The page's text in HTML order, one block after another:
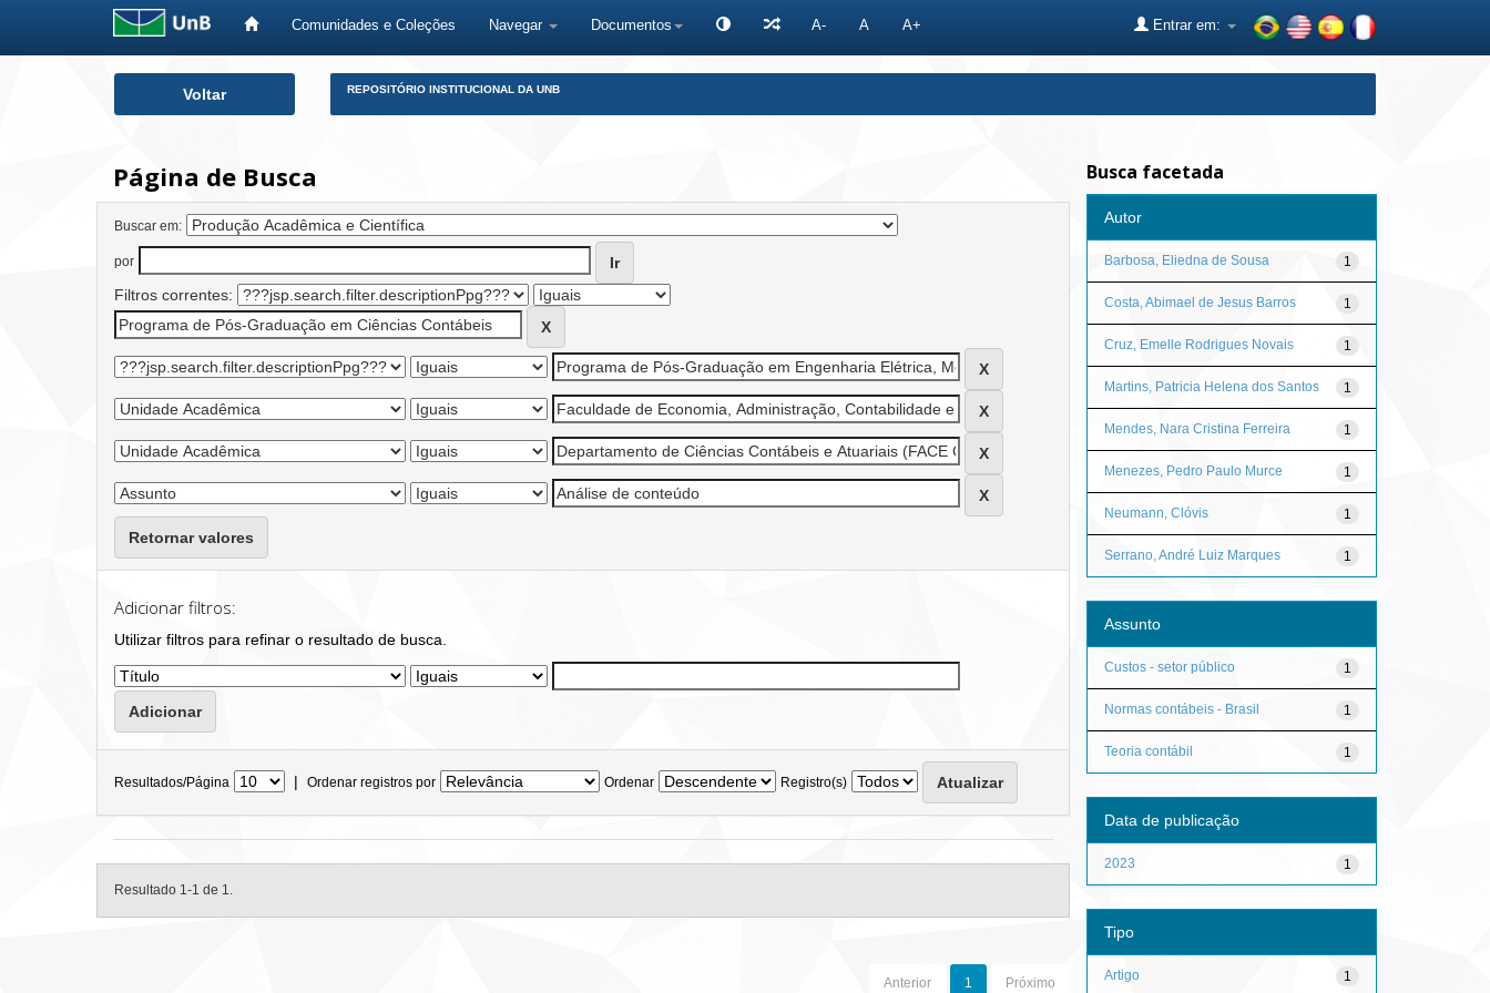
Comunidades e Coleções Navegar Documentos A- A A+ Entrar em:
Voltar REPOSITÓRIO INSTITUCIONAL DA UNB
Página de Busca
Buscar em:
por
Filtros correntes:
Retornar valores
Adicionar filtros:
Utilizar filtros para refinar o resultado de busca.
Resultados/Página | Ordenar registros por Ordenar Registro(s)
Resultado 1-1 de 1.
Anterior 1 Próximo
Busca facetada
Autor
1
Barbosa, Eliedna de Sousa
1
Costa, Abimael de Jesus Barros
1
Cruz, Emelle Rodrigues Novais
1
Martins, Patricia Helena dos Santos
1
Mendes, Nara Cristina Ferreira
1
Menezes, Pedro Paulo Murce
1
Neumann, Clóvis
1
Serrano, André Luiz Marques
Assunto
1
Custos - setor público
1
Normas contábeis - Brasil
1
Teoria contábil
Data de publicação
1
2023
Tipo
1
Artigo